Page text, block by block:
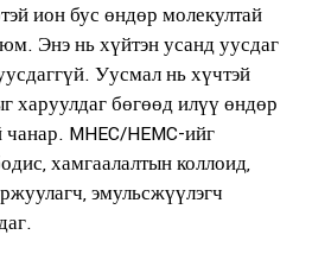
ион бус өндөр молекултай
Энэ нь хүйтэн усанд уусдаг
Уусмал нь хүчтэй
харуулдаг бөгөөд илүү өндөр
чанар. MHEC/HEMC-ийг
хамгаалалтын коллоид,
эмульсжүүлэгч